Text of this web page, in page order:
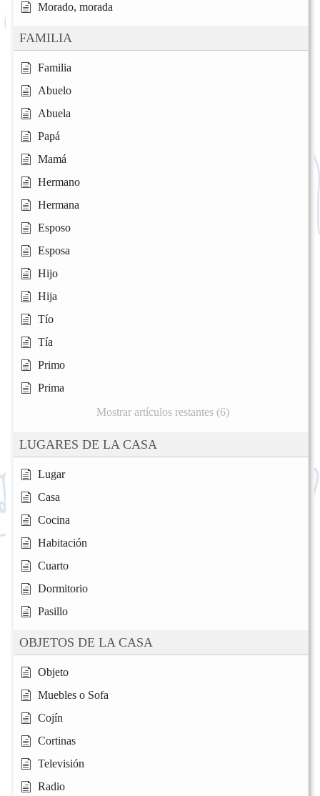
Morado, morada
FAMILIA
Familia
Abuelo
Abuela
Papá
Mamá
Hermano
Hermana
Esposo
Esposa
Hijo
Hija
Tío
Tía
Primo
Prima
Mostrar artículos restantes (6)
LUGARES DE LA CASA
Lugar
Casa
Cocina
Habitación
Cuarto
Dormitorio
Pasillo
OBJETOS DE LA CASA
Objeto
Muebles o Sofa
Cojín
Cortinas
Televisión
Radio